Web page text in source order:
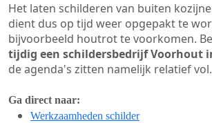
Het laten schilderen van buiten
dient dus op tijd weer opgepakt te
bijvoorbeeld houtrot te voorkomen.
tijdig een schildersbedrijf Voorhout
de agenda's zitten namelijk relatief vol.
Ga direct naar:
Werkzaamheden schilder